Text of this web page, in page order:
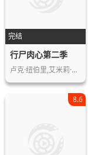
完结
行尸肉心第二季
卢克·纽伯里,艾米莉·贝文,哈丽特·肯…
8.6